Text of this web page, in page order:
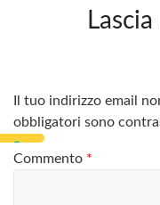
Il tuo indirizzo email
obbligatori sono
Commento *